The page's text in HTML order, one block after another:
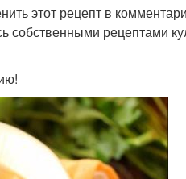
этот рецепт в
собственными рецептами